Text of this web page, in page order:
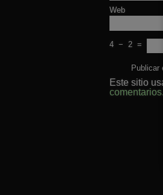
Web
4 − 2 =
Este sitio
comentarios.